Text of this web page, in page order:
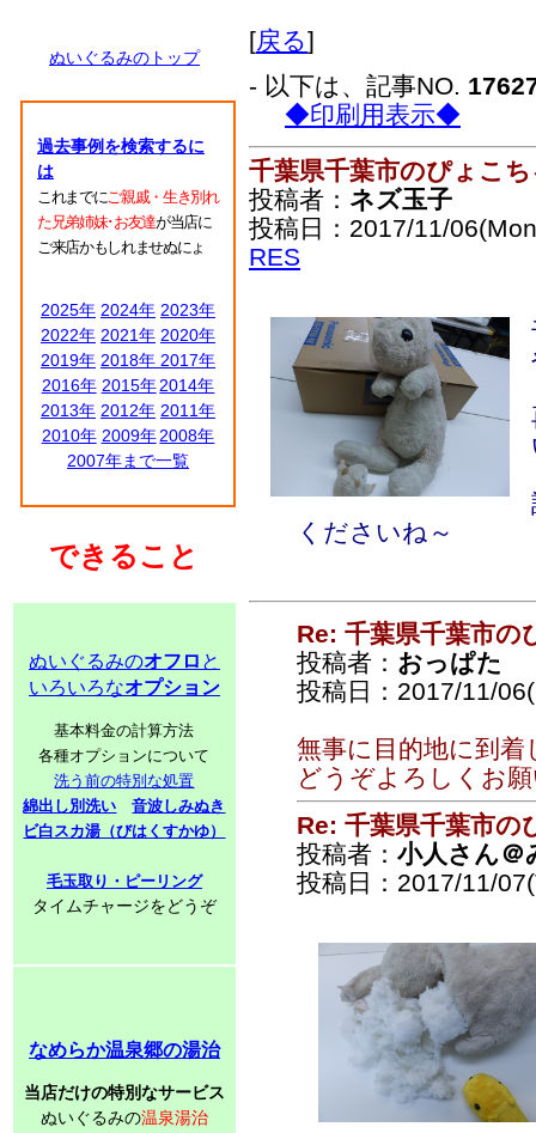
ぬいぐるみのトップ
過去事例を検索するに
は
これまでにご親戚・生き別れ
た兄弟姉妹･お友達が当店に
ご来店かもしれませぬにょ
2025年 2024年 2023年
2022年 2021年 2020年
2019年 2018年 2017年
2016年 2015年 2014年
2013年 2012年 2011年
2010年 2009年 2008年
2007年まで一覧
できること
ぬいぐるみのオフロ と
いろいろなオプション
基本料金の計算方法
各種オプションについて
洗う前の特別な処置
綿出し別洗い
音波しみぬき
ビ白スカ湯（びはくすかゆ）
毛玉取り・ピーリング
タイムチャージをどうぞ
なめらか温泉郷の湯治
当店だけの特別なサービス
ぬいぐるみの温泉湯治
[戻る]
- 以下は、記事NO.
◆印刷用表示◆
千葉県千葉市のぴょこ
投稿者： ネズ玉子
投稿日：2017/11/
RES
くださいね～
Re: 千葉県千葉市の
投稿者： おっぱた
投稿日：2017/11/
無事に目的地に到
どうぞよろしくお
Re: 千葉県千葉市の
投稿者： 小人さん＠
投稿日：2017/11/